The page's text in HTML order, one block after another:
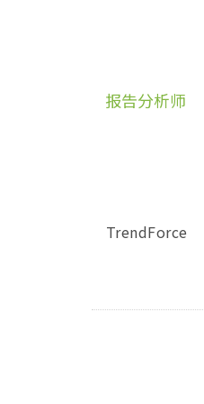
报告分析师
TrendForce